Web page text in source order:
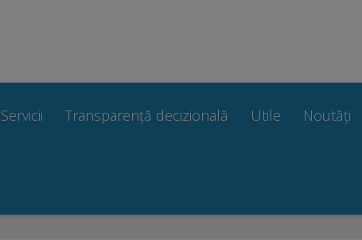
Servicii Transparență decizională Utile Noutăți